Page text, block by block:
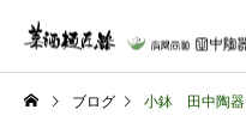
ブログ 小鉢 田中陶器